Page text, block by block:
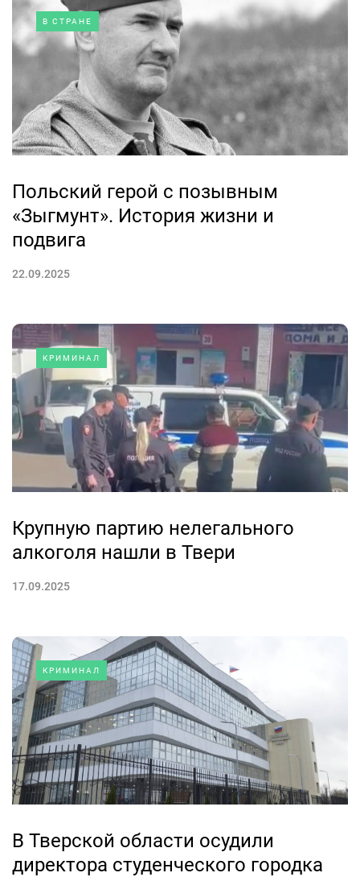
В СТРАНЕ
Польский герой с позывным
«Зыгмунт». История жизни и
подвига
22.09.2025
КРИМИНАЛ
Крупную партию нелегального
алкоголя нашли в Твери
17.09.2025
КРИМИНАЛ
В Тверской области осудили
директора студенческого городка